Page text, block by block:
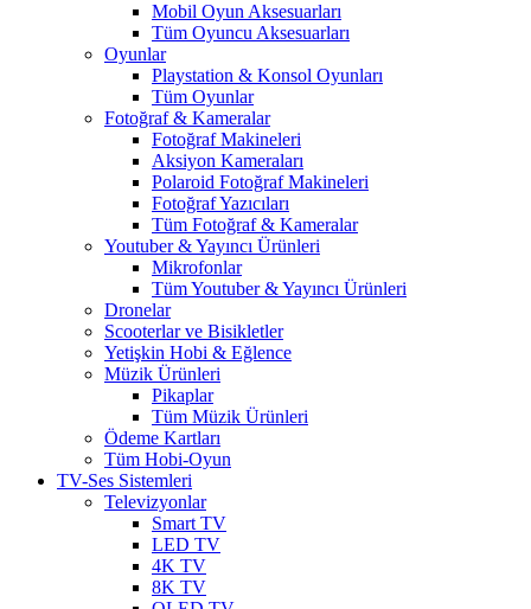
Mobil Oyun Aksesuarları
Tüm Oyuncu Aksesuarları
Oyunlar
Playstation & Konsol Oyunları
Tüm Oyunlar
Fotoğraf & Kameralar
Fotoğraf Makineleri
Aksiyon Kameraları
Polaroid Fotoğraf Makineleri
Fotoğraf Yazıcıları
Tüm Fotoğraf & Kameralar
Youtuber & Yayıncı Ürünleri
Mikrofonlar
Tüm Youtuber & Yayıncı Ürünleri
Dronelar
Scooterlar ve Bisikletler
Yetişkin Hobi & Eğlence
Müzik Ürünleri
Pikaplar
Tüm Müzik Ürünleri
Ödeme Kartları
Tüm Hobi-Oyun
TV-Ses Sistemleri
Televizyonlar
Smart TV
LED TV
4K TV
8K TV